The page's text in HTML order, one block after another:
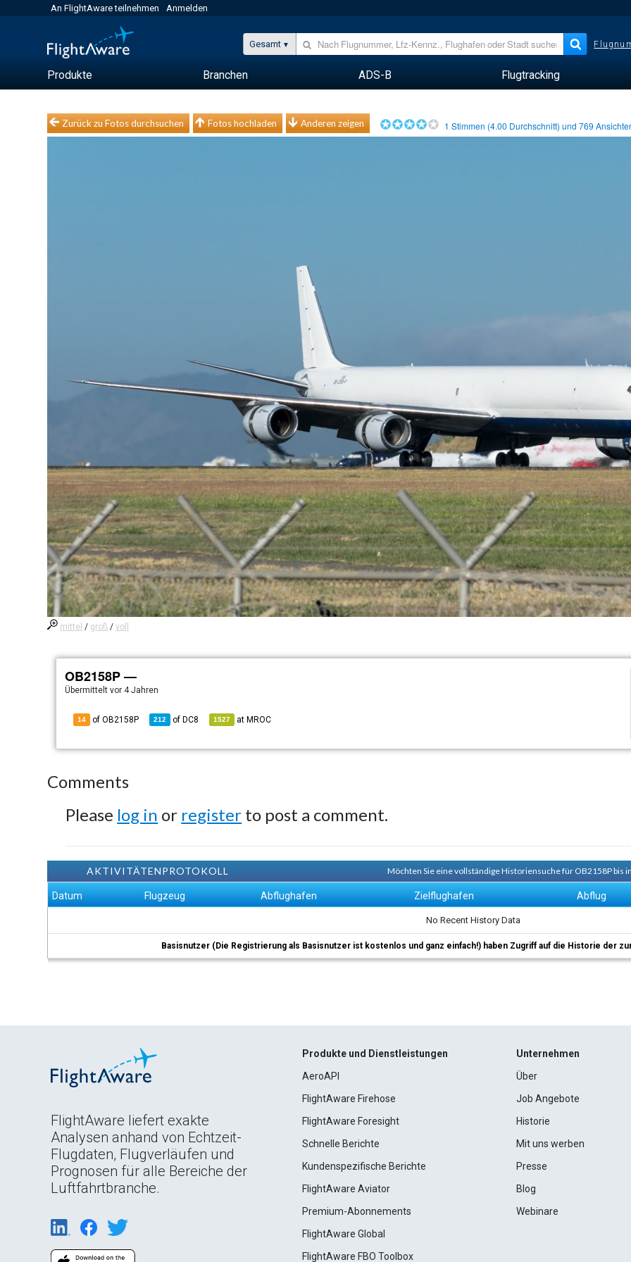
An FlightAware teilnehmen Anmelden
Gesamt
Produkte Branchen ADS-B Flugtracking
Zurück zu Fotos durchsuchen Fotos hochladen Anderen zeigen 1 Stimmen (4.00 Durchschnitt) und769
mittel / groß /voll
OB2158P —
Übermitteltvor 4 Jahren
14 of OB2158P 212 of DC8 1527 at MROC
Comments
Please log in or register to post a comment.
AKTIVITÄTENPROTOKOLL Möchten Sie eine vollständige Historiensuche für OB2158P bis
Datum Flugzeug Abflughafen Zielflughafen Abflug
No Recent History Data
Basisnutzer (Die Registrierung als Basisnutzer ist kostenlos und ganz einfach!) haben Zugriff auf die Historie der
FlightAware liefert exakte
Analysen anhand von Echtzeit-
Flugdaten, Flugverläufen und
Prognosen für alle Bereiche der
Luftfahrtbranche.
Produkte und Dienstleistungen
AeroAPI
FlightAware Firehose
FlightAware Foresight
Schnelle Berichte
Kundenspezifische Berichte
FlightAware Aviator
Premium-Abonnements
FlightAware Global
FlightAware FBO Toolbox
Unternehmen
Über
Job Angebote
Historie
Mit uns werben
Presse
Blog
Webinare